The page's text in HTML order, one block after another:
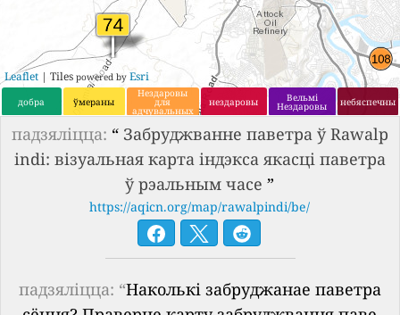
Leaflet | Tiles powered by Esri
добра ўмераны
Нездаровы
для
адчувальных
груп
нездаровы Вельмі
Нездаровы небяспечны
падзяліцца: “ Забруджванне паветра ў Rawalp
indi: візуальная карта індэкса якасці паветра
ў рэальным часе ”
https://aqicn.org/map/rawalpindi/be/
падзяліцца: “Наколькі забруджанае паветра